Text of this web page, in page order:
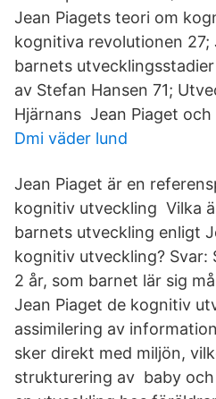
Jean Piagets teori om
kognitiva revolutionen 27;
barnets
av Stefan Hansen 71;
Hjärnans Jean Piaget och
Dmi väder lund
Jean Piaget är en
kognitiv utveckling Vilka
barnets utveckling enligt
kognitiv utveckling? Svar:
2 år, som barnet lär sig
Jean Piaget de kognitiv
assimilering av
sker direkt med miljön,
strukturering av baby och